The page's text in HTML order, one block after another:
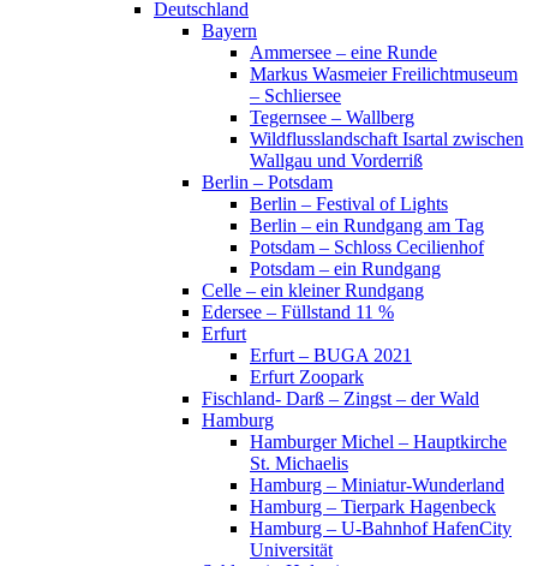
Deutschland
Bayern
Ammersee – eine Runde
Markus Wasmeier Freilichtmuseum
– Schliersee
Tegernsee – Wallberg
Wildflusslandschaft Isartal zwischen
Wallgau und Vorderriß
Berlin – Potsdam
Berlin – Festival of Lights
Berlin – ein Rundgang am Tag
Potsdam – Schloss Cecilienhof
Potsdam – ein Rundgang
Celle – ein kleiner Rundgang
Edersee – Füllstand 11 %
Erfurt
Erfurt – BUGA 2021
Erfurt Zoopark
Fischland- Darß – Zingst – der Wald
Hamburg
Hamburger Michel – Hauptkirche
St. Michaelis
Hamburg – Miniatur-Wunderland
Hamburg – Tierpark Hagenbeck
Hamburg – U-Bahnhof HafenCity
Universität